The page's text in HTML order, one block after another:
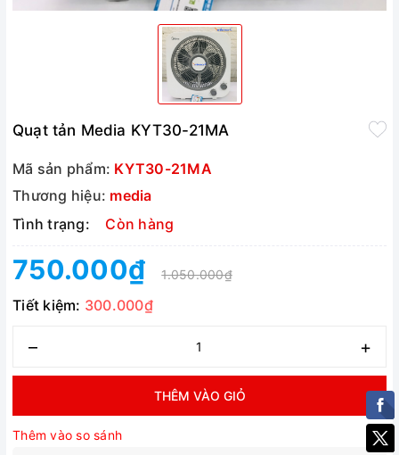
Quạt tản Media KYT30-21MA
Mã sản phẩm: KYT30-21MA
Thương hiệu: media
Tình trạng:
Còn hàng
750.000₫ 1.050.000₫
Tiết kiệm: 300.000₫
– +
THÊM VÀO GIỎ
Thêm vào so sánh